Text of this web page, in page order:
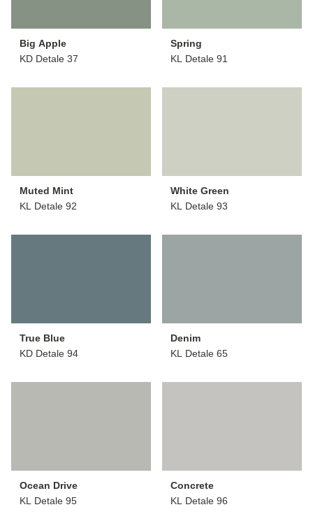
Big Apple
KD Detale 37
Spring
KL Detale 91
Muted Mint
KL Detale 92
White Green
KL Detale 93
True Blue
KD Detale 94
Denim
KL Detale 65
Ocean Drive
KL Detale 95
Concrete
KL Detale 96